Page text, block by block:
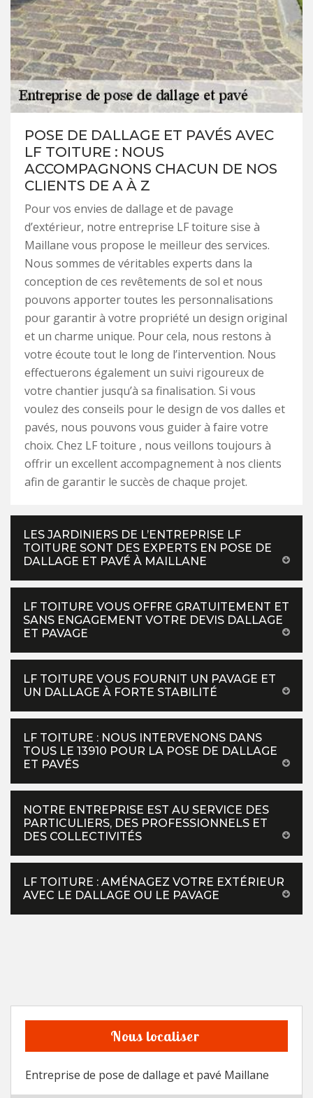
POSE DE DALLAGE ET PAVÉS AVEC
LF TOITURE : NOUS
ACCOMPAGNONS CHACUN DE NOS
CLIENTS DE A À Z
Pour vos envies de dallage et de pavage
d’extérieur, notre entreprise LF toiture sise à
Maillane vous propose le meilleur des services.
Nous sommes de véritables experts dans la
conception de ces revêtements de sol et nous
pouvons apporter toutes les personnalisations
pour garantir à votre propriété un design original
et un charme unique. Pour cela, nous restons à
votre écoute tout le long de l’intervention. Nous
effectuerons également un suivi rigoureux de
votre chantier jusqu’à sa finalisation. Si vous
voulez des conseils pour le design de vos dalles et
pavés, nous pouvons vous guider à faire votre
choix. Chez LF toiture , nous veillons toujours à
offrir un excellent accompagnement à nos clients
afin de garantir le succès de chaque projet.
LES JARDINIERS DE L’ENTREPRISE LF
TOITURE SONT DES EXPERTS EN POSE DE
DALLAGE ET PAVÉ À MAILLANE
LF TOITURE VOUS OFFRE GRATUITEMENT ET
SANS ENGAGEMENT VOTRE DEVIS DALLAGE
ET PAVAGE
LF TOITURE VOUS FOURNIT UN PAVAGE ET
UN DALLAGE À FORTE STABILITÉ
LF TOITURE : NOUS INTERVENONS DANS
TOUS LE 13910 POUR LA POSE DE DALLAGE
ET PAVÉS
NOTRE ENTREPRISE EST AU SERVICE DES
PARTICULIERS, DES PROFESSIONNELS ET
DES COLLECTIVITÉS
LF TOITURE : AMÉNAGEZ VOTRE EXTÉRIEUR
AVEC LE DALLAGE OU LE PAVAGE
Nous localiser
Entreprise de pose de dallage et pavé Maillane